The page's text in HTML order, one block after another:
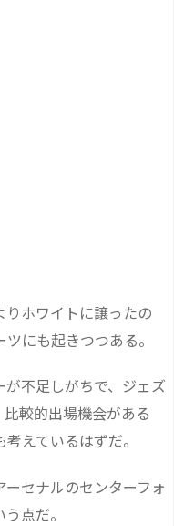
ホワイトに譲ったの
にも起きつつある。
不足しがちで、ジェズ
較的出場機会がある
えているはずだ。
セナルのセンターフォ
点だ。